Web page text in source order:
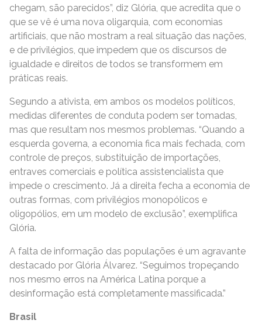
chegam, são parecidos”, diz Glória, que acredita que o
que se vê é uma nova oligarquia, com economias
artificiais, que não mostram a real situação das nações,
e de privilégios, que impedem que os discursos de
igualdade e direitos de todos se transformem em
práticas reais.
Segundo a ativista, em ambos os modelos políticos,
medidas diferentes de conduta podem ser tomadas,
mas que resultam nos mesmos problemas. “Quando a
esquerda governa, a economia fica mais fechada, com
controle de preços, substituição de importações,
entraves comerciais e política assistencialista que
impede o crescimento. Já a direita fecha a economia de
outras formas, com privilégios monopólicos e
oligopólios, em um modelo de exclusão”, exemplifica
Glória.
A falta de informação das populações é um agravante
destacado por Glória Álvarez. “Seguimos tropeçando
nos mesmo erros na América Latina porque a
desinformação está completamente massificada.”
Brasil